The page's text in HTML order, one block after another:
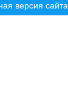
версия сайта